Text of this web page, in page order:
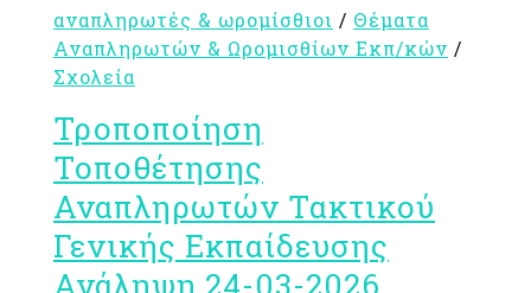
αναπληρωτές & ωρομίσθιοι / Θέματα
Αναπληρωτών & Ωρομισθίων Εκπ/κών /
Σχολεία
Τροποποίηση
Τοποθέτησης
Αναπληρωτών Τακτικού
Γενικής Εκπαίδευσης
Ανάληψη 24-03-2026